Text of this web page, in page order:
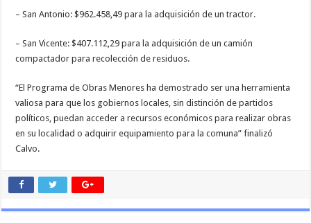
– San Antonio: $962.458,49 para la adquisición de un tractor.
– San Vicente: $407.112,29 para la adquisición de un camión
compactador para recolección de residuos.
“El Programa de Obras Menores ha demostrado ser una herramienta
valiosa para que los gobiernos locales, sin distinción de partidos
políticos, puedan acceder a recursos económicos para realizar obras
en su localidad o adquirir equipamiento para la comuna” finalizó
Calvo.